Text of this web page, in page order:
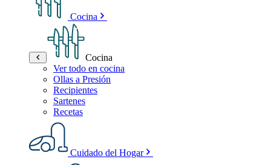
Cocina
Cocina
Ver todo en cocina
Ollas a Presión
Recipientes
Sartenes
Recetas
Cuidado del Hogar